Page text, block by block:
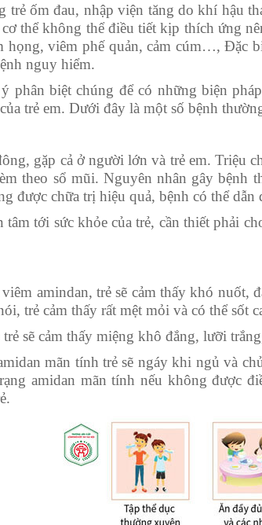
trẻ ốm đau, nhập viện tăng do khí hậu
thể không thể điều tiết kịp thích ứng
họng, viêm phế quản, cảm cúm…, Đặc
nguy hiểm.
phân biệt chúng để có những biện
trẻ em. Dưới đây là một số bệnh
gặp cả ở người lớn và trẻ em.
theo sổ mũi. Nguyên nhân gây
được chữa trị hiệu quả, bệnh có thể
tới sức khỏe của trẻ, cần thiết phải
amindan, trẻ sẽ cảm thấy khó
trẻ cảm thấy rất mệt mỏi và có thể sốt
sẽ cảm thấy miệng khô đắng, lưỡi
mãn tính trẻ sẽ ngáy khi ngủ và
amidan mãn tính nếu không được